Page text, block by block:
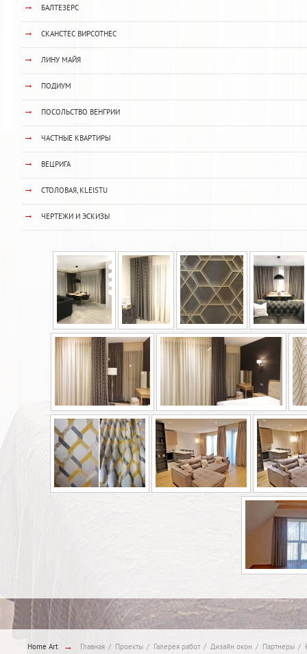
→ БАЛТЕЗЕРС
→ СКАНСТЕС ВИРСОТНЕС
→ ЛИНУ МАЙЯ
→ ПОДИУМ
→ ПОСОЛЬСТВО ВЕНГРИИ
→ ЧАСТНЫЕ КВАРТИРЫ
→ ВЕЦРИГА
→ СТОЛОВАЯ, KLEISTU
→ ЧЕРТЕЖИ И ЭСКИЗЫ
Home Art → Главная Проекты Галерея работ Дизайн окон Партнеры